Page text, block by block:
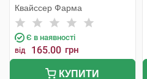
туба
Квайссер Фарма
Є в наявності
від 165.00 грн
КУПИТИ